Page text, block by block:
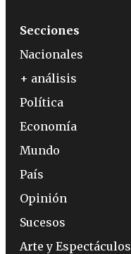
Secciones
Nacionales
+ análisis
Política
Economía
Mundo
País
Opinión
Sucesos
Arte y Espectáculos